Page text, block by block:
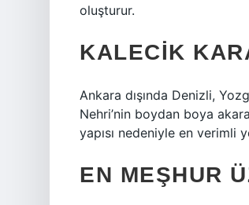
oluşturur.
KALECIK
Ankara dışında Denizli,
Nehri’nin boydan boya
yapısı nedeniyle en verimli
EN MEŞHUR